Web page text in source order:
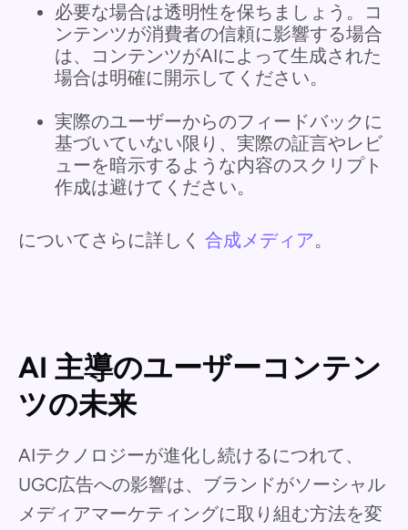
必要な場合は透明性を保ちましょう。コ
ンテンツが消費者の信頼に影響する場合
は、コンテンツがAIによって生成された
場合は明確に開示してください。
実際のユーザーからのフィードバックに
基づいていない限り、実際の証言やレビ
ューを暗示するような内容のスクリプト
作成は避けてください。
についてさらに詳しく 合成メディア。
AI 主導のユーザーコンテン
ツの未来
AIテクノロジーが進化し続けるにつれて、
UGC広告への影響は、ブランドがソーシャル
メディアマーケティングに取り組む方法を変